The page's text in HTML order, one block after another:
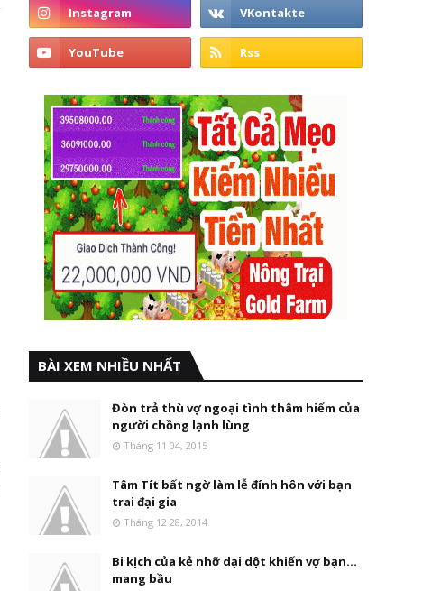
BÀI XEM NHIỀU NHẤT
Đòn trả thù vợ ngoại tình thâm hiểm của
người chồng lạnh lùng
Tháng 11 04, 2015
Tâm Tít bất ngờ làm lễ đính hôn với bạn
trai đại gia
Tháng 12 28, 2014
Bi kịch của kẻ nhỡ dại dột khiến vợ bạn...
mang bầu